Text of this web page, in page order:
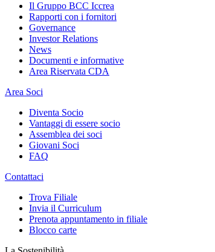
Il Gruppo BCC Iccrea
Rapporti con i fornitori
Governance
Investor Relations
News
Documenti e informative
Area Riservata CDA
Area Soci
Diventa Socio
Vantaggi di essere socio
Assemblea dei soci
Giovani Soci
FAQ
Contattaci
Trova Filiale
Invia il Curriculum
Prenota appuntamento in filiale
Blocco carte